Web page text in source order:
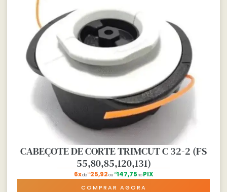
CABEÇOTE DE CORTE TRIMCUT C 32-2 (FS
55,80,85,120,131)
6xdeR$25,92ou R$147,75no PIX
COMPRAR AGORA